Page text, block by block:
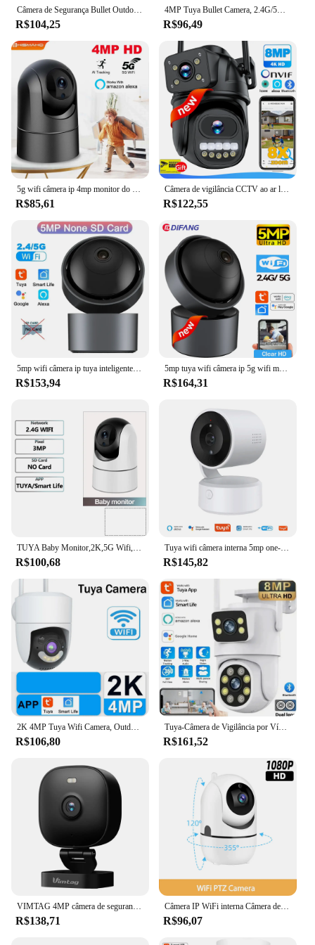
Câmera de Segurança Bullet Outdoor Tuya, Câmeras de Vídeo, Vigilância Mini CCTV, Alexa, Google Home, Vida Inteligente, WiFi, 2.4G, 5G, 2K, 4MP
R$104,25
4MP Tuya Bullet Camera, 2.4G/5G WiFi Câmera de Vigilância, Proteção de Segurança ao Ar Livre, Mini Câmera IP, Detecção de Movimento, Smart Home CCTV Camera, Câmeras de Vídeo Onvif, Alexa Google
R$96,49
5g wifi câmera ip 4mp monitor do bebê 1080p proteção de segurança cctv vigilância vídeo rastreamento automático mini indoor casa cam alexa
R$85,61
Câmera de vigilância CCTV ao ar livre, 4K, 8MP, WiFi, Visão 360 °, Tela dupla, CCTV, Zoom 4X, Proteção de segurança, ICsee, Alexa, Onvif
R$122,55
R$153,94
5mp tuya wifi câmera ip 5g wifi monitor do bebê proteção de segurança em casa inteligente cctv smartlife vigilância vídeo alexa google casa
R$164,31
R$100,68
Tuya wifi câmera interna 5mp one-touch-ch-chamada monitor do bebê em dois sentidos conversa câmera de segurança ip vigilância de vídeo sem fio 4x zoom cam
R$145,82
R$106,80
Tuya-Câmera de Vigilância por Vídeo de Segurança Externa, Lente Dupla, PTZ, WiFi, Full HD, Tela Dupla, Ai Humano, Rastreamento Automático, 4MP, 8MP, 4MP
R$161,52
R$138,71
Câmera IP WiFi interna Câmera de vigilância sem fio para casa 1080P PTZ com rastreamento automático Monitor de bebê Alexa Câmera IP de segurança 2.4G 5G
R$96,07